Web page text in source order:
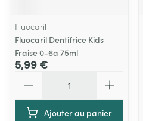
Fluocaril
Fluocaril Dentifrice Kids
Fraise 0-6a 75ml
5,99 €
Ajouter au panier